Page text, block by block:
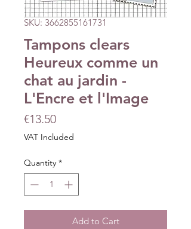
SKU: 3662855161731
Tampons clears
Heureux comme un
chat au jardin -
L'Encre et l'Image
€13.50Price
VAT Included
Quantity *
Add to Cart